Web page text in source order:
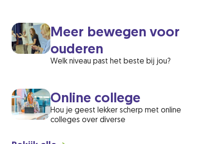
Meer bewegen voor
ouderen
Welk niveau past het beste bij jou?
Online college
Hou je geest lekker scherp met online
colleges over diverse